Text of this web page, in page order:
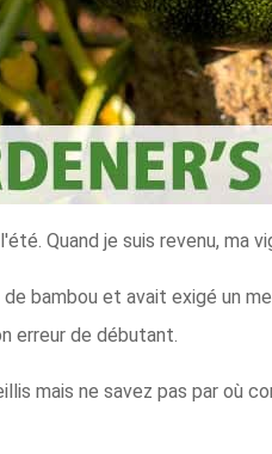
Quand je suis revenu,
bambou et avait exigé un
erreur de débutant.
mais ne savez pas par où